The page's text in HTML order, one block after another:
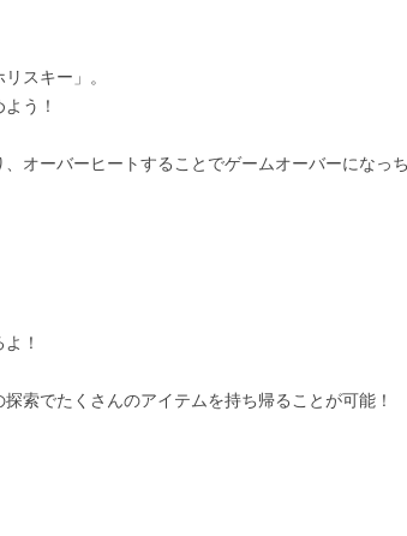
スキー」。
う！
オーバーヒートすることでゲームオーバーになっ
！
索でたくさんのアイテムを持ち帰ることが可能！